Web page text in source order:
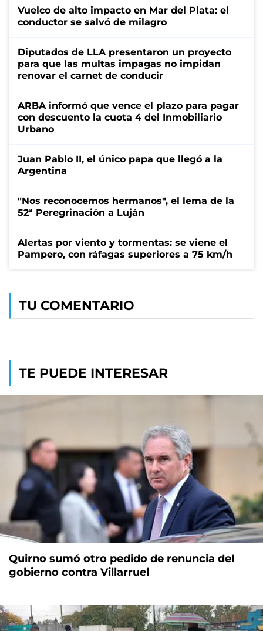
Vuelco de alto impacto en Mar del Plata: el
conductor se salvó de milagro
Diputados de LLA presentaron un proyecto
para que las multas impagas no impidan
renovar el carnet de conducir
ARBA informó que vence el plazo para pagar
con descuento la cuota 4 del Inmobiliario
Urbano
Juan Pablo II, el único papa que llegó a la
Argentina
"Nos reconocemos hermanos", el lema de la
52ª Peregrinación a Luján
Alertas por viento y tormentas: se viene el
Pampero, con ráfagas superiores a 75 km/h
TU COMENTARIO
TE PUEDE INTERESAR
Quirno sumó otro pedido de renuncia del
gobierno contra Villarruel